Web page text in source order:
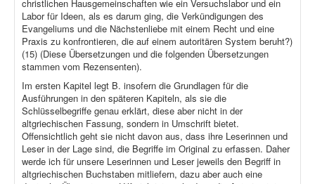
christlichen Hausgemeinschaften wie ein Versuchslabor und ein
Labor für Ideen, als es darum ging, die Verkündigungen des
Evangeliums und die Nächstenliebe mit einem Recht und eine
Praxis zu konfrontieren, die auf einem autoritären System beruht?)
(15) (Diese Übersetzungen und die folgenden Übersetzungen
stammen vom Rezensenten).
Im ersten Kapitel legt B. insofern die Grundlagen für die
Ausführungen in den späteren Kapiteln, als sie die
Schlüsselbegriffe genau erklärt, diese aber nicht in der
altgriechischen Fassung, sondern in Umschrift bietet.
Offensichtlich geht sie nicht davon aus, dass ihre Leserinnen und
Leser in der Lage sind, die Begriffe im Original zu erfassen. Daher
werde ich für unsere Leserinnen und Leser jeweils den Begriff in
altgriechischen Buchstaben mitliefern, dazu aber auch eine